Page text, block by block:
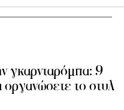
γκαρνταρόμπα: 9
οργανώσετε το στυλ